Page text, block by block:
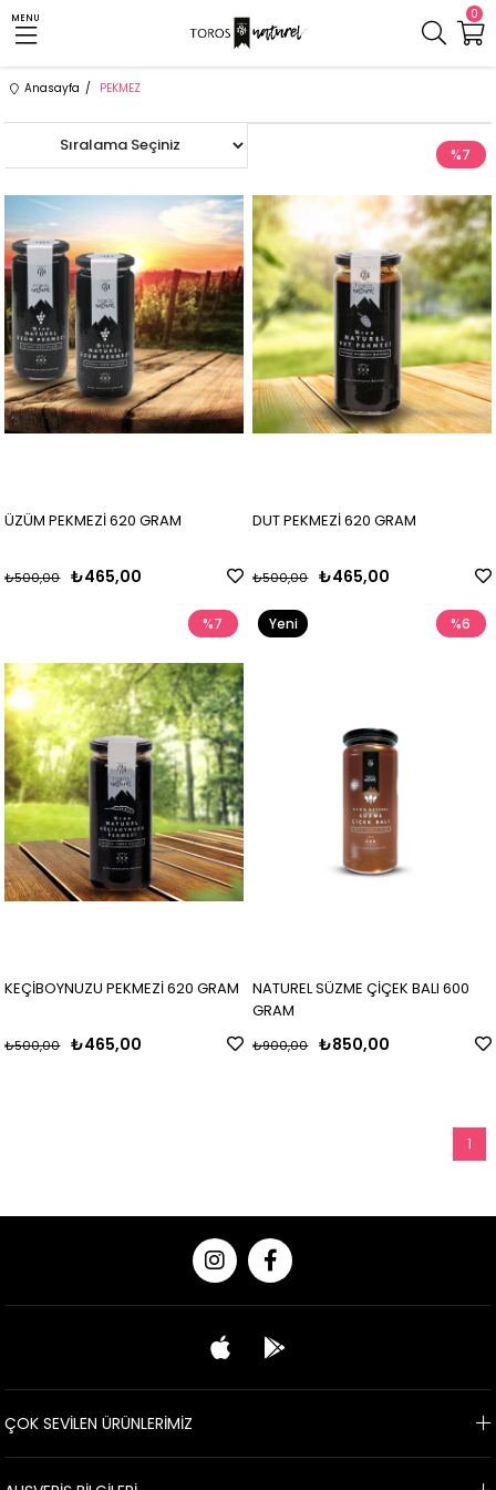
0
MENU
Anasayfa PEKMEZ
ÜZÜM PEKMEZİ 620 GRAM
₺465,00
₺500,00
DUT PEKMEZİ 620 GRAM
₺465,00
₺500,00
%7
KEÇİBOYNUZU PEKMEZİ 620 GRAM
₺465,00
₺500,00
%7
NATUREL SÜZME ÇİÇEK BALI 600
GRAM
₺850,00
₺900,00
%6
Yeni
1
ÇOK SEVİLEN ÜRÜNLERİMİZ